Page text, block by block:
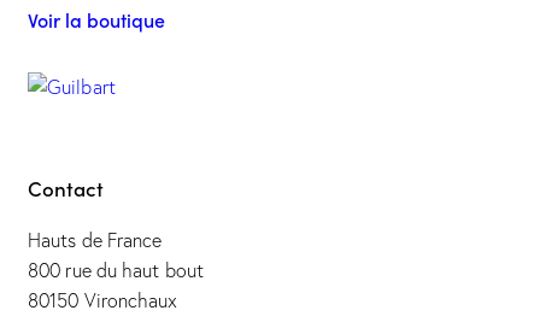
Voir la boutique
Contact
Hauts de France
800 rue du haut bout
80150 Vironchaux